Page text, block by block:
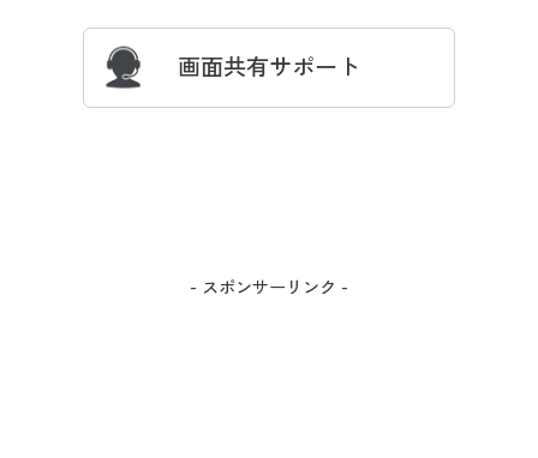
画面共有サポート
- スポンサーリンク -